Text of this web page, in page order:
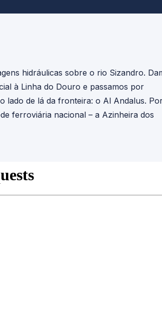
hidráulicas sobre o rio Sizandro.
à Linha do Douro e passamos por
lado de lá da fronteira: o Al Andalus.
ferroviária nacional – a Azinheira dos